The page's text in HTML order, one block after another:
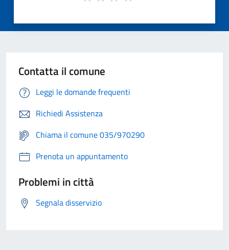
Contatta il comune
Leggi le domande frequenti
Richiedi Assistenza
Chiama il comune 035/970290
Prenota un appuntamento
Problemi in città
Segnala disservizio